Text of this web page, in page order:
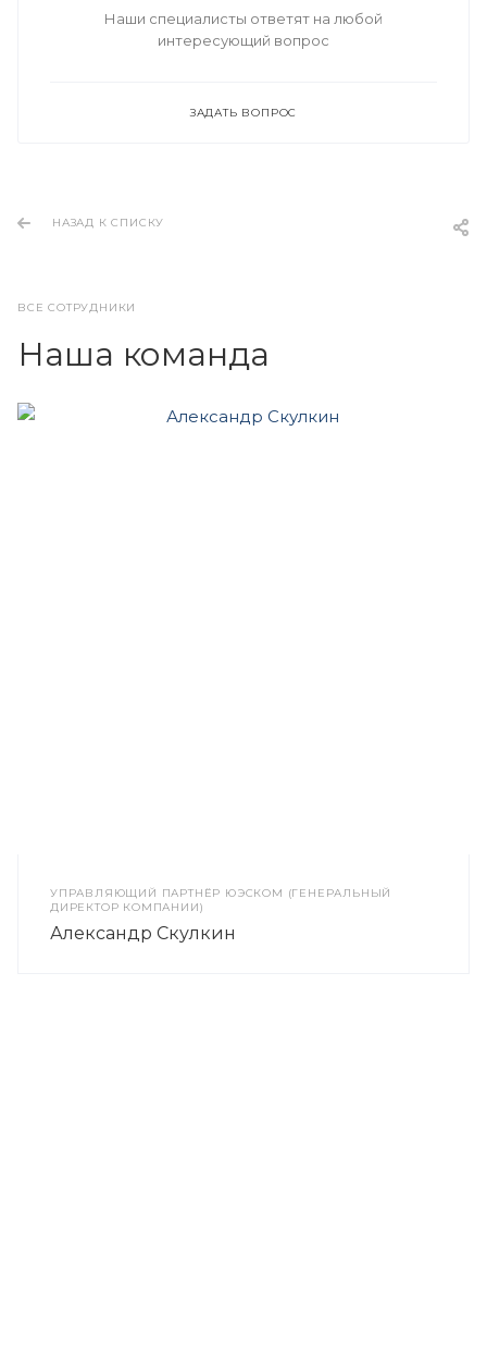
Наши специалисты ответят на любой
интересующий вопрос
ЗАДАТЬ ВОПРОС
НАЗАД К СПИСКУ
ВСЕ СОТРУДНИКИ
Наша команда
УПРАВЛЯЮЩИЙ ПАРТНЁР ЮЭСКОМ (ГЕНЕРАЛЬНЫЙ
ДИРЕКТОР КОМПАНИИ)
Александр Скулкин